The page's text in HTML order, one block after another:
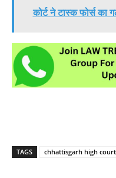
कोर्ट ने टास्क फोर्स
TAGS chhattisgarh high court